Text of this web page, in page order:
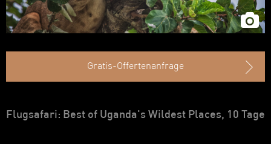
Gratis-Offertenanfrage
Flugsafari: Best of Uganda's Wildest Places, 10 Tage